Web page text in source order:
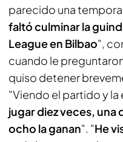
parecido una
faltó culminar la
League en Bilbao",
cuando le
quiso detener
"Viendo el partido y la
jugar diez veces, una
ocho la ganan". "He